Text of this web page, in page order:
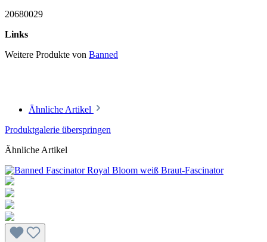
20680029
Links
Weitere Produkte von Banned
Ähnliche Artikel
Produktgalerie überspringen
Ähnliche Artikel